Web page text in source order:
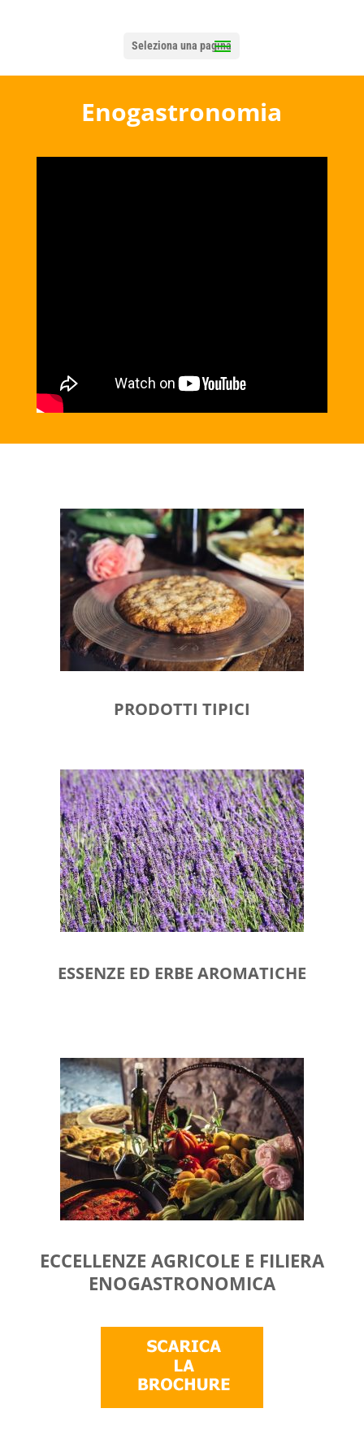
Seleziona una pagina
Enogastronomia
PRODOTTI TIPICI
ESSENZE ED ERBE AROMATICHE
ECCELLENZE AGRICOLE E FILIERA
ENOGASTRONOMICA